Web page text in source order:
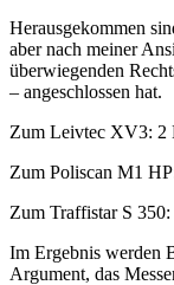
Herausgekommen
aber nach meiner
überwiegenden
– angeschlossen hat.
Zum Leivtec XV3: 2
Zum Poliscan M1
Zum Traffistar S
Im Ergebnis werden
Argument, das